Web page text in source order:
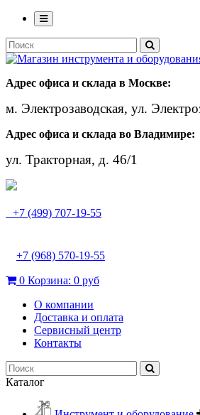
Адрес офиса и склада в Москве:
м. Электрозаводская, ул.
Адрес офиса и склада во Владимире:
ул. Тракторная, д. 46/1
+7 (499) 707-19-55
+7 (968) 570-19-55
0 Корзина: 0 руб
О компании
Доставка и оплата
Сервисный центр
Контакты
Каталог